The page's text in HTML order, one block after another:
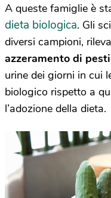
A queste famiglie è
dieta biologica. Gli
diversi campioni,
azzeramento di
urine dei giorni in cui
biologico rispetto a
l’adozione della dieta.